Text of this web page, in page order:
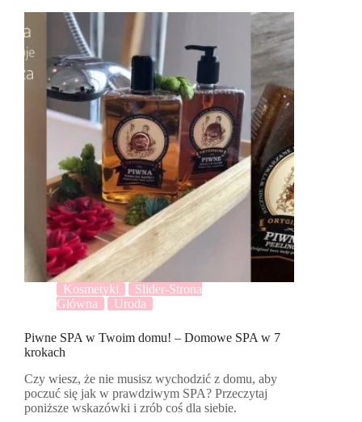
Kosmetyki
Slider-Strona
Główna
Uroda
Piwne SPA w Twoim domu! – Domowe SPA w 7
krokach
Czy wiesz, że nie musisz wychodzić z domu, aby
poczuć się jak w prawdziwym SPA? Przeczytaj
poniższe wskazówki i zrób coś dla siebie.